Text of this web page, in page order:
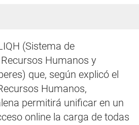
(Sistema de
Humanos y
que, según explicó el
Humanos,
permitirá unificar en un
online la carga de todas